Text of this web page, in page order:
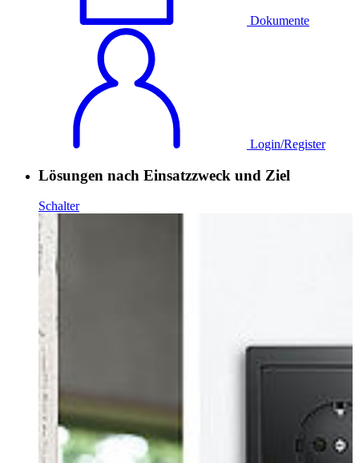
Dokumente
Login/Register
Lösungen nach Einsatzzweck und Ziel
Schalter